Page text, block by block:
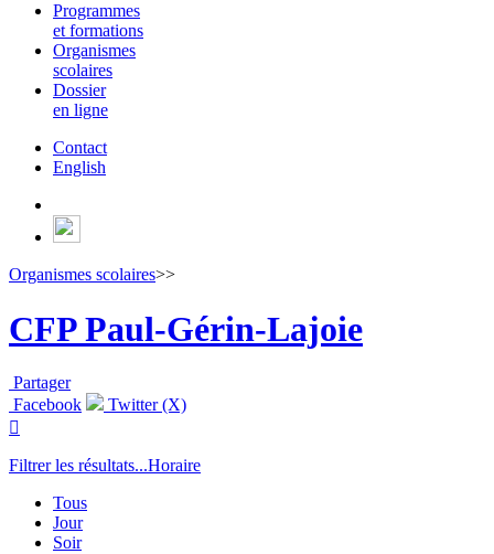
Programmes
et formations
Organismes
scolaires
Dossier
en ligne
Contact
English
Organismes scolaires>>
CFP Paul-Gérin-Lajoie
Partager
Facebook
Twitter (X)

Filtrer les résultats...Horaire
Tous
Jour
Soir